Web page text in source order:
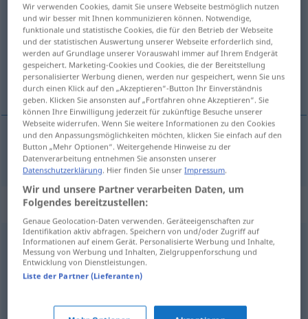
irritieren
Übersicht aller Übersetzungen
(Für mehr Details die Übersetzung anklicken/antippen)
iritirati
iritirati irritieren
Synonyme für "irritieren"
verwunderlich (finden)
Wir verwenden Cookies, damit Sie unsere Webseite bestmöglich nutzen
und wir besser mit Ihnen kommunizieren können. Notwendige,
funktionale und statistische Cookies, die für den Betrieb der Webseite
und der statistischen Auswertung unserer Webseite erforderlich sind,
werden auf Grundlage unserer Vorauswahl immer auf Ihrem Endgerät
gespeichert. Marketing-Cookies und Cookies, die der Bereitstellung
personalisierter Werbung dienen, werden nur gespeichert, wenn Sie uns
durch einen Klick auf den „Akzeptieren“-Button Ihr Einverständnis
geben. Klicken Sie ansonsten auf „Fortfahren ohne Akzeptieren“. Sie
können Ihre Einwilligung jederzeit für zukünftige Besuche unserer
Webseite widerrufen. Wenn Sie weitere Informationen zu den Cookies
und den Anpassungsmöglichkeiten möchten, klicken Sie einfach auf den
Button „Mehr Optionen“. Weitergehende Hinweise zu der
Datenverarbeitung entnehmen Sie ansonsten unserer
Datenschutzerklärung. Hier finden Sie unserImpressum.
Wir und unsere Partner verarbeiten Daten, um
Folgendes bereitzustellen:
Genaue Geolocation-Daten verwenden. Geräteeigenschaften zur
Identifikation aktiv abfragen. Speichern von und/oder Zugriff auf
Informationen auf einem Gerät. Personalisierte Werbung und Inhalte,
Messung von Werbung und Inhalten, Zielgruppenforschung und
Entwicklung von Dienstleistungen.
Liste der Partner (Lieferanten)